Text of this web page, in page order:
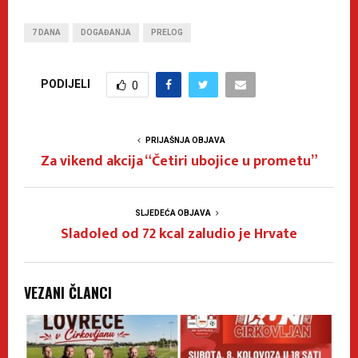
7 DANA DOGAĐANJA PRELOG
PODIJELI 0
PRIJAŠNJA OBJAVA
Za vikend akcija “Četiri ubojice u prometu”
SLJEDEĆA OBJAVA
Sladoled od 72 kcal zaludio je Hrvate
VEZANI ČLANCI